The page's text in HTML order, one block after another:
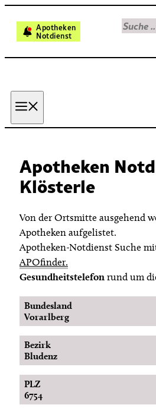
content
Apotheken
Notdienst
Apotheken
Klösterle
Von der Ortsmitte ausgehend
Apotheken aufgelistet.
Apotheken-Notdienst Suche
APOfinder.
Gesundheitstelefon rund um
Bundesland
Vorarlberg
Bezirk
Bludenz
PLZ
6754